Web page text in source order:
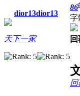
dior13dior13
天下一家
86
字
回